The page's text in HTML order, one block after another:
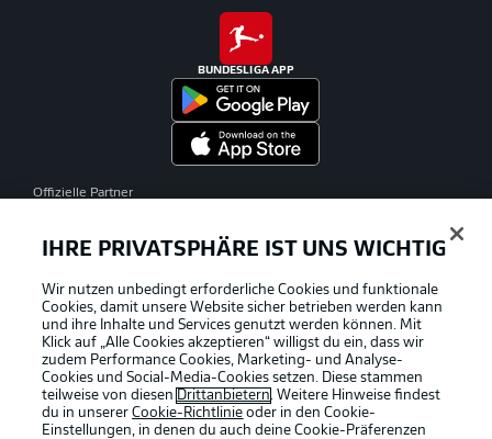
BUNDESLIGA APP
Offizielle Partner
IHRE PRIVATSPHÄRE IST UNS WICHTIG
Wir nutzen unbedingt erforderliche Cookies und funktionale
Cookies, damit unsere Website sicher betrieben werden kann
und ihre Inhalte und Services genutzt werden können. Mit
Klick auf „Alle Cookies akzeptieren“ willigst du ein, dass wir
zudem Performance Cookies, Marketing- und Analyse-
Cookies und Social-Media-Cookies setzen. Diese stammen
teilweise von diesen Drittanbietern. Weitere Hinweise findest
du in unsererCookie-Richtlinie oder in den Cookie-
Einstellungen, in denen du auch deine Cookie-Präferenzen